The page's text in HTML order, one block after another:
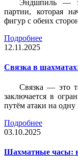
Эндшпиль —
партии, которая
фигур с обеих
Подробнее
12.11.2025
Связка в
Связка — это
заключается в
путём атаки на одну
Подробнее
03.10.2025
Шахматные часы: